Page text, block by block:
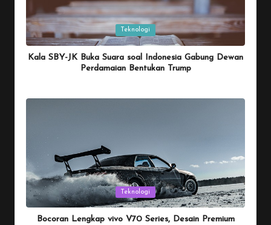
Posted
in
Teknologi
Kala SBY-JK Buka Suara soal Indonesia Gabung Dewan
Perdamaian Bentukan Trump
Posted
Teknologi
Bocoran Lengkap vivo V70 Series, Desain Premium